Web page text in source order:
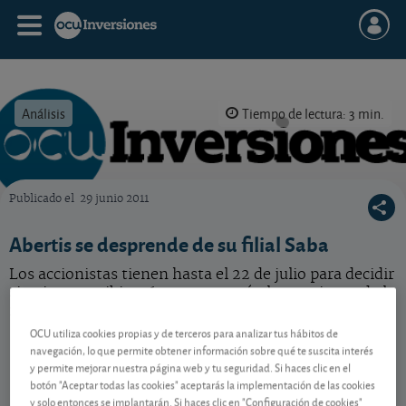
Análisis Tiempo de lectura: 3 min.
Publicado el 29 junio 2011
Abertis se desprende de su filial Saba
Los accionistas tienen hasta el 22 de julio para decidir
si quieren recibir 0,67 euros por título o acciones de la
Contenido reservado a SOCIOS
OCU utiliza cookies propias y de terceros para analizar tus hábitos de
navegación, lo que permite obtener información sobre qué te suscita interés
y permite mejorar nuestra página web y tu seguridad. Si haces clic en el
botón "Aceptar todas las cookies" aceptarás la implementación de las cookies
y solo entonces se implantarán. Si haces clic en "Configuración de cookies"